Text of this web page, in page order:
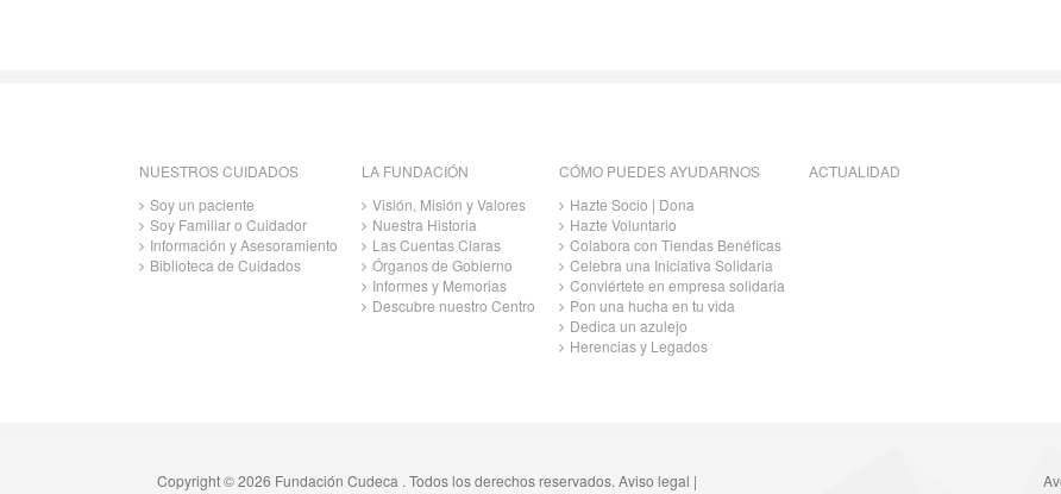
NUESTROS CUIDADOS
Soy un paciente
Soy Familiar o Cuidador
Información y Asesoramiento
Biblioteca de Cuidados
LA FUNDACIÓN
Visión, Misión y Valores
Nuestra Historia
Las Cuentas Claras
Órganos de Gobierno
Informes y Memorias
Descubre nuestro Centro
CÓMO PUEDES AYUDARNOS
Hazte Socio | Dona
Hazte Voluntario
Colabora con Tiendas Benéficas
Celebra una Iniciativa Solidaria
Conviértete en empresa solidaria
Pon una hucha en tu vida
Dedica un azulejo
Herencias y Legados
ACTUALIDAD
Copyright © 2026 Fundación Cudeca . Todos los derechos reservados. Aviso legal |